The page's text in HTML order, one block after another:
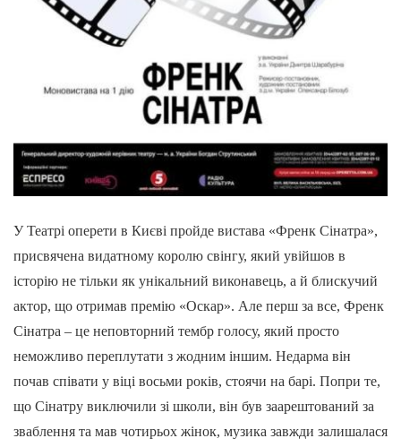
У Театрі оперети в Києві пройде вистава «Френк Сінатра»,
присвячена видатному королю свінгу, який увійшов в
історію не тільки як унікальний виконавець, а й блискучий
актор, що отримав премію «Оскар». Але перш за все, Френк
Сінатра – це неповторний тембр голосу, який просто
неможливо переплутати з жодним іншим. Недарма він
почав співати у віці восьми років, стоячи на барі. Попри те,
що Сінатру виключили зі школи, він був заарештований за
зваблення та мав чотирьох жінок, музика завжди залишалася